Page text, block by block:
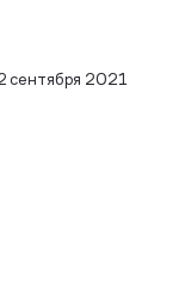
сентября 2021